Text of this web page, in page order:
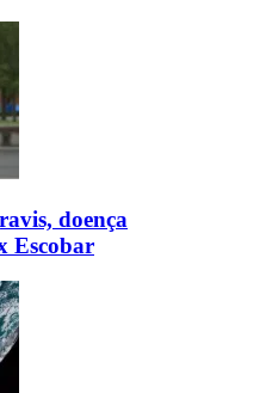
doença
Escobar